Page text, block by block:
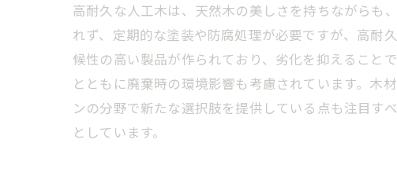
高耐久な人工木は、天然木の美しさを持ちながらも
れず、定期的な塗装や防腐処理が必要ですが、高耐
候性の高い製品が作られており、劣化を抑えること
とともに廃棄時の環境影響も考慮されています。木
ンの分野で新たな選択肢を提供している点も注目す
としています。